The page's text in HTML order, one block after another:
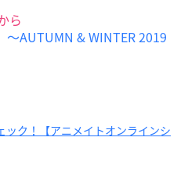
ら
～AUTUMN & WINTER 2019
ック！【アニメイトオンラインシ